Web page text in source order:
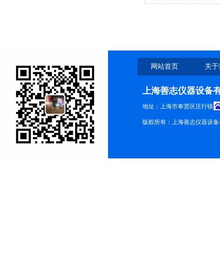
网站首页 关
上海善志仪器设备
地址：上海市奉贤区庄行镇
版权所有：上海善志仪器设